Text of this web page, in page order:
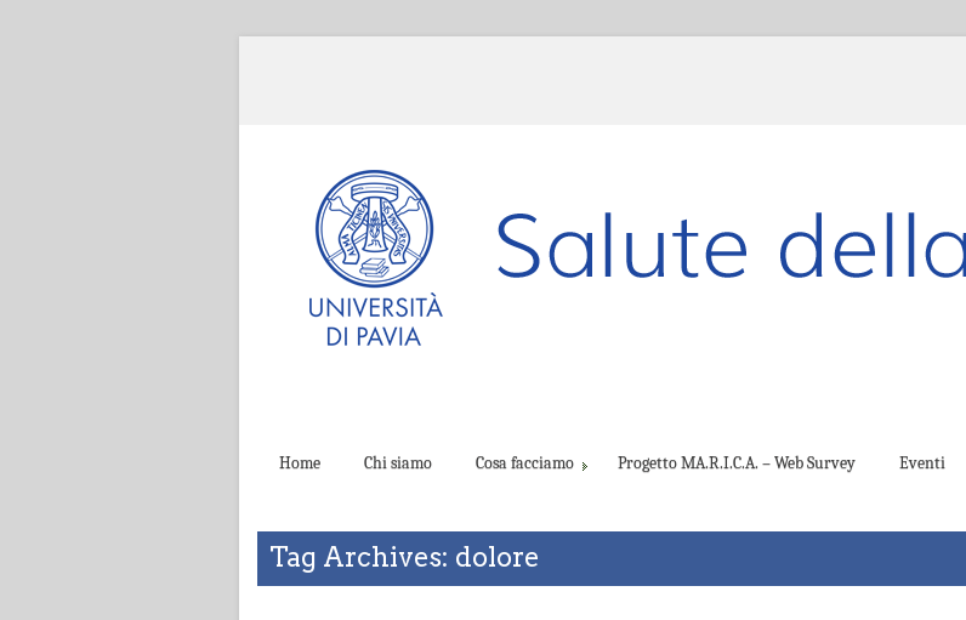
Home Chi siamo Cosa facciamo Progetto MA.R.I.C.A. – Web Survey Eventi
Tag Archives: dolore